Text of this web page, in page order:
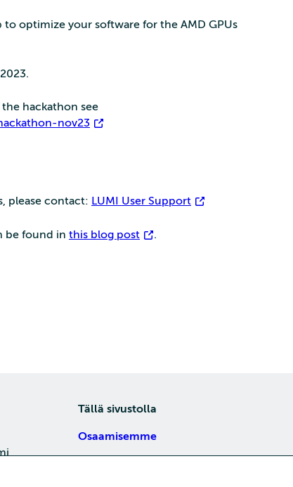
optimize your software for the AMD GPUs
hackathon see
nov23
please contact: LUMI User Support
be found in this blog post .
Tällä sivustolla
Osaamisemme